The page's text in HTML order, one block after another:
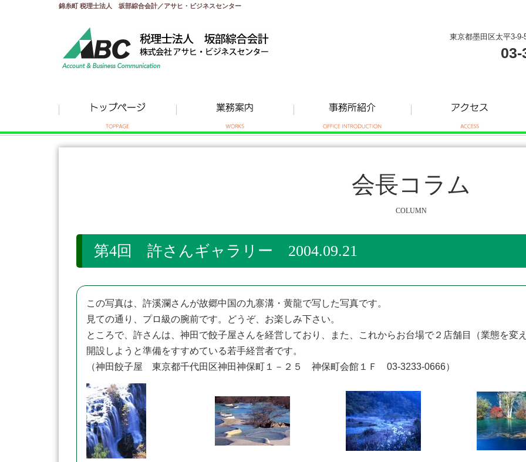
錦糸町 税理士法人 坂部綜合会計／アサヒ・ビジネスセンター
東京都墨田区太平3-
03-
会長コラム
COLUMN
第4回 許さんギャラリー 2004.09.21
この写真は、許溪瀾さんが故郷中国の九寨溝・黄龍で写した写真です。
見ての通り、プロ級の腕前です。どうぞ、お楽しみ下さい。
ところで、許さんは、神田で餃子屋さんを経営しており、また、これからお台場で２店舗目（業態を変
開設しようと準備をすすめている若手経営者です。
（神田餃子屋 東京都千代田区神田神保町１－２５ 神保町会館１Ｆ 03-3233-0666）